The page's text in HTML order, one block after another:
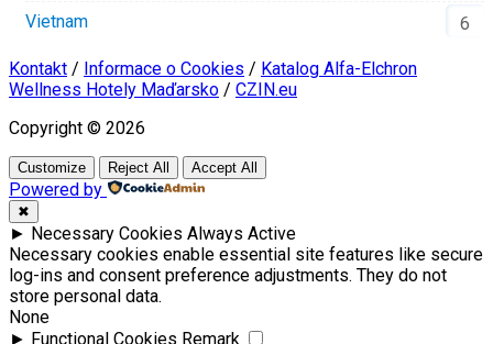
Vietnam
6
Kontakt / Informace o Cookies / Katalog Alfa-Elchron
Wellness Hotely Maďarsko / CZIN.eu
Copyright © 2026
Customize Reject All Accept All
Powered by
✖
► Necessary Cookies Always Active
Necessary cookies enable essential site features like secure
log-ins and consent preference adjustments. They do not
store personal data.
None
► Functional Cookies Remark